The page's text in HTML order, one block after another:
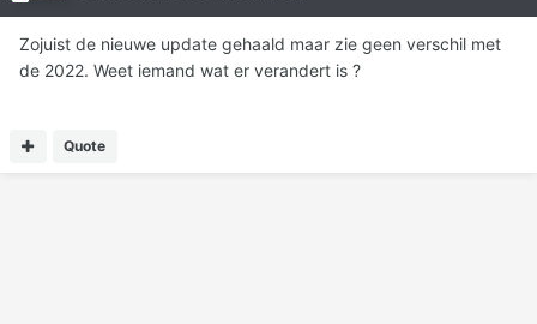
Zojuist de nieuwe update gehaald maar zie geen verschil met
de 2022. Weet iemand wat er verandert is ?
Quote